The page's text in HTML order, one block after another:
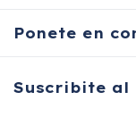
Ponete en
Suscribite al